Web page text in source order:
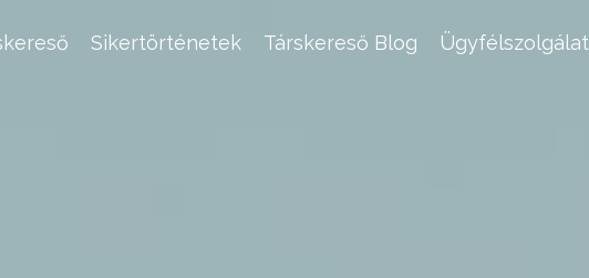
Sikertörténetek Társkereső Blog Ügyfélszolgálat